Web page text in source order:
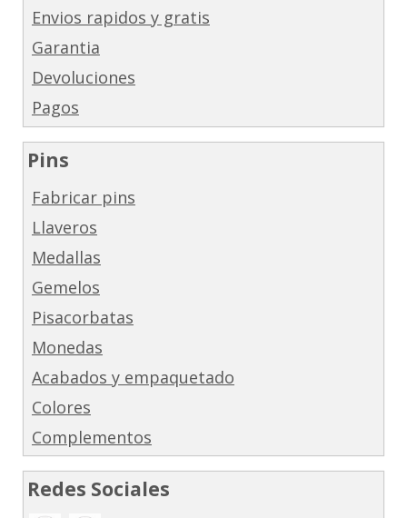
Envios rapidos y gratis
Garantia
Devoluciones
Pagos
Pins
Fabricar pins
Llaveros
Medallas
Gemelos
Pisacorbatas
Monedas
Acabados y empaquetado
Colores
Complementos
Redes Sociales